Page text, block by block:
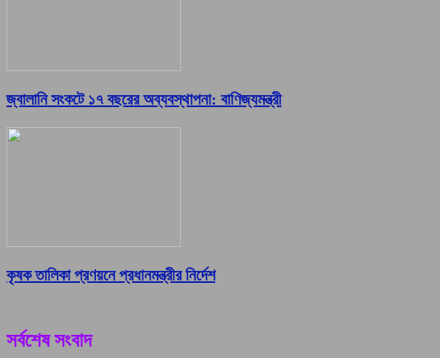
জ্বালানি সংকটে ১৭ বছরের অব্যবস্থাপনা: বাণিজ্যমন্ত্রী
কৃষক তালিকা প্রণয়নে প্রধানমন্ত্রীর নির্দেশ
সর্বশেষ সংবাদ